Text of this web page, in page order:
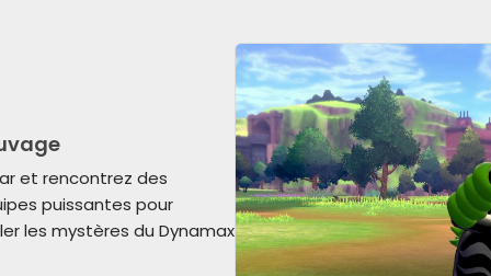
et rencontrez des
puissantes pour
les mystères du Dynamax